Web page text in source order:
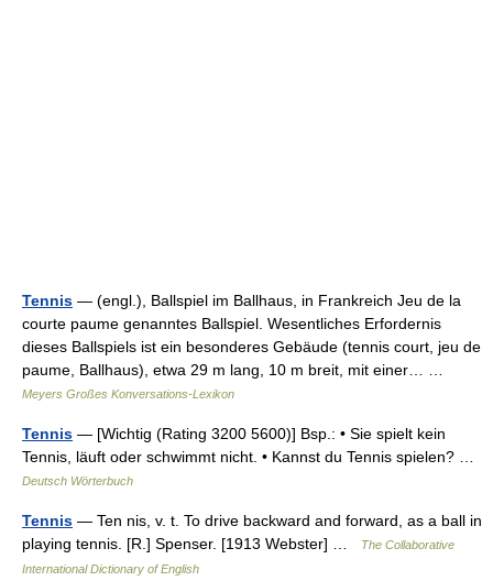
Tennis — (engl.), Ballspiel im Ballhaus, in Frankreich Jeu de la
courte paume genanntes Ballspiel. Wesentliches Erfordernis
dieses Ballspiels ist ein besonderes Gebäude (tennis court, jeu de
paume, Ballhaus), etwa 29 m lang, 10 m breit, mit einer… …
Meyers Großes Konversations-Lexikon
Tennis — [Wichtig (Rating 3200 5600)] Bsp.: • Sie spielt kein
Tennis, läuft oder schwimmt nicht. • Kannst du Tennis spielen? …
Deutsch Wörterbuch
Tennis — Ten nis, v. t. To drive backward and forward, as a ball in
playing tennis. [R.] Spenser. [1913 Webster] …
The Collaborative
International Dictionary of English